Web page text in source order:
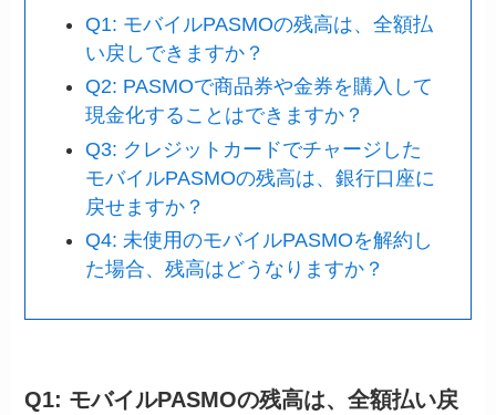
Q1: モバイルPASMOの残高は、全額払
い戻しできますか？
Q2: PASMOで商品券や金券を購入して
現金化することはできますか？
Q3: クレジットカードでチャージした
モバイルPASMOの残高は、銀行口座に
戻せますか？
Q4: 未使用のモバイルPASMOを解約し
た場合、残高はどうなりますか？
Q1: モバイルPASMOの残高は、全額払い戻